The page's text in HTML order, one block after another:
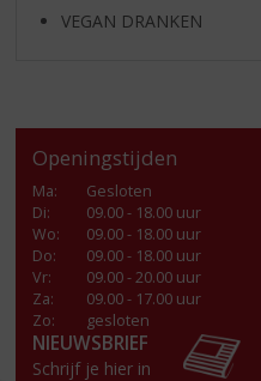
VEGAN DRANKEN
Openingstijden
Ma:
Gesloten
Di:
09.00 - 18.00 uur
Wo:
09.00 - 18.00 uur
Do:
09.00 - 18.00 uur
Vr:
09.00 - 20.00 uur
Za:
09.00 - 17.00 uur
Zo:
gesloten
NIEUWSBRIEF
Schrijf je hier in